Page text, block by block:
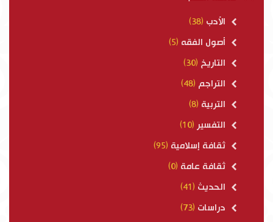
الأدب (38)
أصول الفقه (5)
التاريخ (30)
التراجم (48)
التربية (8)
التفسير (10)
ثقافة إسلامية (95)
ثقافة عامة (0)
الحديث (41)
دراسات (73)